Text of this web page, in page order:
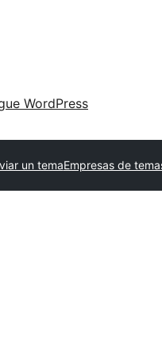
WordPress
un temaEmpresas de